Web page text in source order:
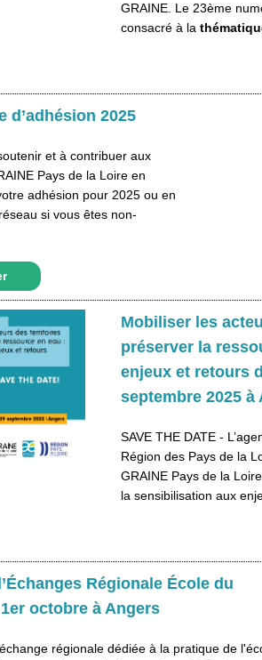
GRAINE. Le 23ème
consacré à la
d’adhésion 2025
et à contribuer aux
Pays de la Loire en
adhésion pour 2025 ou en
si vous êtes non-
Mobiliser les
préserver la
enjeux et retours
septembre 2025 à
SAVE THE DATE -
Région des Pays de la
GRAINE Pays de la
la sensibilisation aux
Régionale École du
octobre à Angers
régionale dédiée à la pratique de